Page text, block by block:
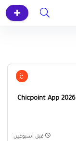
كود خصم شيك بوينت Chicpoint App 2026
قبل أسبوعين